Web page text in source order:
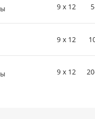
9 x 12
9 x 12
9 x 12